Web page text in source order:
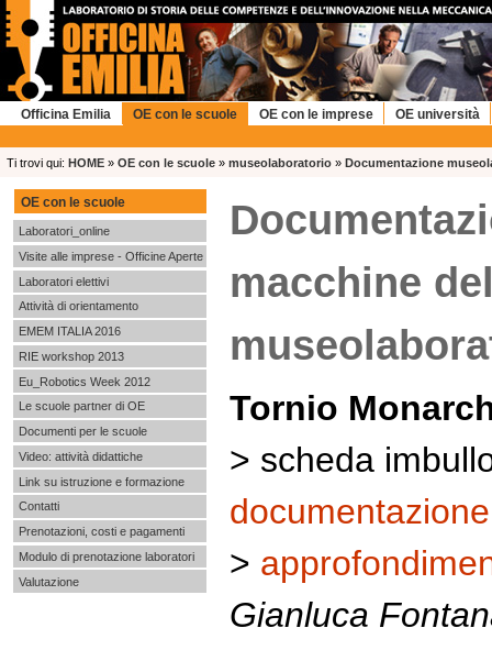
Officina Emilia OE con le scuole OE con le imprese OE università
Ti trovi qui: HOME» OE con le scuole» museolaboratorio» Documentazione
OE con le scuole
Laboratori_online
Visite alle imprese - Officine Aperte
Laboratori elettivi
Attività di orientamento
EMEM ITALIA 2016
RIE workshop 2013
Eu_Robotics Week 2012
Le scuole partner di OE
Documenti per le scuole
Video: attività didattiche
Link su istruzione e formazione
Contatti
Prenotazioni, costi e pagamenti
Modulo di prenotazione laboratori
Valutazione
macchine
Tornio
> scheda
>
Gianluca